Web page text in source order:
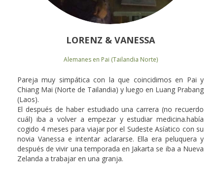
LORENZ & VANESSA
Alemanes en Pai (Tailandia Norte)
Pareja muy simpática con la que coincidimos en Pai y
Chiang Mai (Norte de Tailandia) y luego en Luang Prabang
(Laos).
El después de haber estudiado una carrera (no recuerdo
cuál) iba a volver a empezar y estudiar medicina.había
cogido 4 meses para viajar por el Sudeste Asíatico con su
novia Vanessa e intentar aclararse. Ella era peluquera y
después de vivir una temporada en Jakarta se iba a Nueva
Zelanda a trabajar en una granja.